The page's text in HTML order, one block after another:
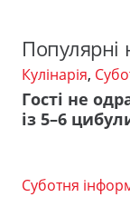
Популярні
Кулінарія,
Гості не
із 5–6
Суботня